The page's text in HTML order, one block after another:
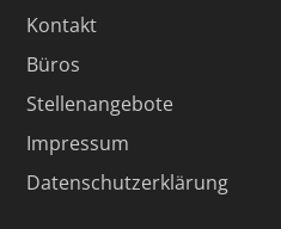
Kontakt
Büros
Stellenangebote
Impressum
Datenschutzerklärung